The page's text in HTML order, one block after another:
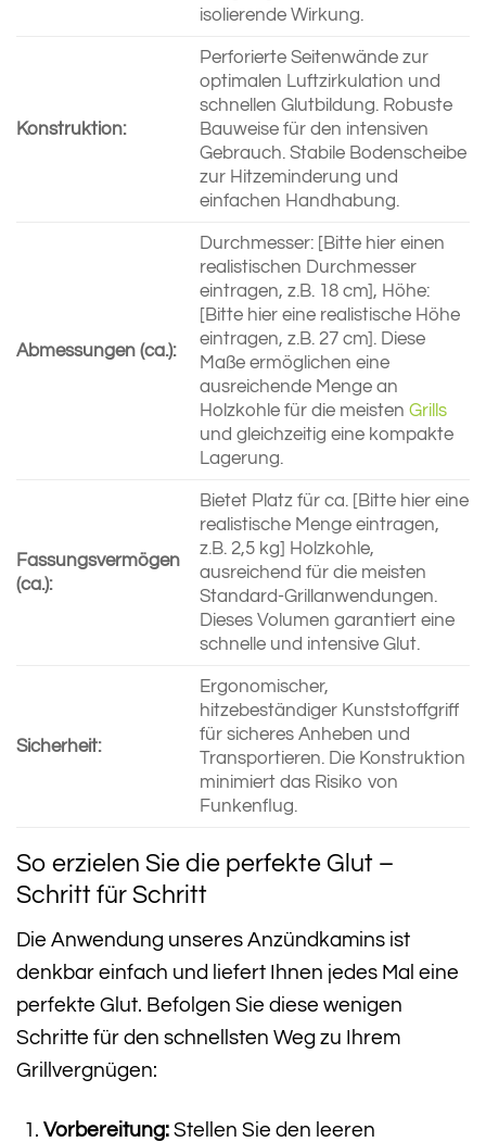
isolierende Wirkung.
Konstruktion:
Perforierte Seitenwände zur
optimalen Luftzirkulation und
schnellen Glutbildung. Robuste
Bauweise für den intensiven
Gebrauch. Stabile Bodenscheibe
zur Hitzeminderung und
einfachen Handhabung.
Abmessungen (ca.):
Durchmesser: [Bitte hier einen
realistischen Durchmesser
eintragen, z.B. 18 cm], Höhe:
[Bitte hier eine realistische Höhe
eintragen, z.B. 27 cm]. Diese
Maße ermöglichen eine
ausreichende Menge an
Holzkohle für die meisten Grills
und gleichzeitig eine kompakte
Lagerung.
Fassungsvermögen
(ca.):
Bietet Platz für ca. [Bitte hier eine
realistische Menge eintragen,
z.B. 2,5 kg] Holzkohle,
ausreichend für die meisten
Standard-Grillanwendungen.
Dieses Volumen garantiert eine
schnelle und intensive Glut.
Sicherheit:
Ergonomischer,
hitzebeständiger Kunststoffgriff
für sicheres Anheben und
Transportieren. Die Konstruktion
minimiert das Risiko von
Funkenflug.
So erzielen Sie die perfekte Glut –
Schritt für Schritt
Die Anwendung unseres Anzündkamins ist
denkbar einfach und liefert Ihnen jedes Mal eine
perfekte Glut. Befolgen Sie diese wenigen
Schritte für den schnellsten Weg zu Ihrem
Grillvergnügen:
Vorbereitung:Stellen Sie den leeren